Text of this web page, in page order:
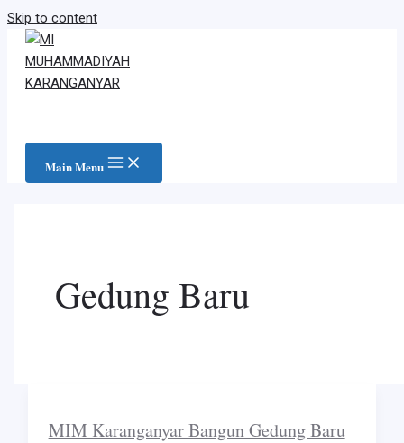
Skip to content
Main Menu
Gedung Baru
MIM Karanganyar Bangun Gedung Baru